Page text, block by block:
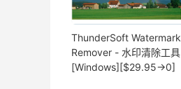
ThunderSoft Watermark
Remover - 水印清除工具
[Windows][$29.95→0]